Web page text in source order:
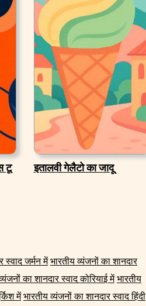
टू
इतालवी गेलैटो का जादू
स्वाद जर्मन में भारतीय व्यंजनों का शानदार
का शानदार स्वाद कोरियाई में भारतीय
में भारतीय व्यंजनों का शानदार स्वाद हिंदी